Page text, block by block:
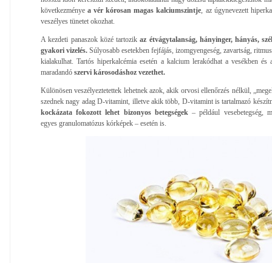
következményea vér kórosan magas kalciumszintje , az úgynevezett
veszélyes tünetet okozhat.
A kezdeti panaszok közé tartozikaz étvágytalanság, hányinger, hányás,
gyakori vizelés. Súlyosabb esetekben fejfájás, izomgyengeség, zavartság,
kialakulhat. Tartós hiperkalcémia esetén a kalcium lerakódhat a vesékben
maradandó szervi károsodáshoz vezethet.
Különösen veszélyeztetettek lehetnek azok, akik orvosi ellenőrzés nélkül,
szednek nagy adag D-vitamint, illetve akik több, D-vitamint is tartalmazó
kockázata fokozott lehet bizonyos betegségek– például vesebetegség,
egyes granulomatózus kórképek – esetén is.